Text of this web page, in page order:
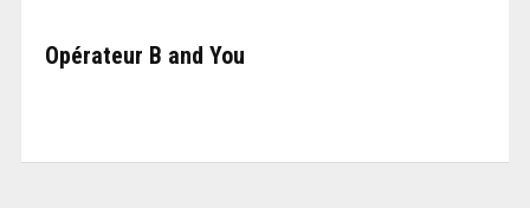
Opérateur B and You